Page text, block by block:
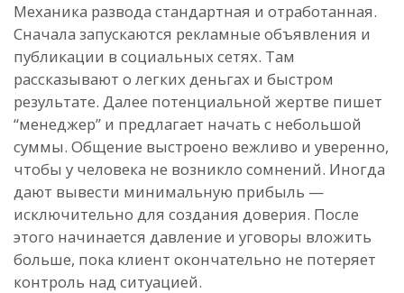
Механика развода стандартная и отработанная.
Сначала запускаются рекламные объявления и
публикации в социальных сетях. Там
рассказывают о легких деньгах и быстром
результате. Далее потенциальной жертве пишет
“менеджер” и предлагает начать с небольшой
суммы. Общение выстроено вежливо и уверенно,
чтобы у человека не возникло сомнений. Иногда
дают вывести минимальную прибыль —
исключительно для создания доверия. После
этого начинается давление и уговоры вложить
больше, пока клиент окончательно не потеряет
контроль над ситуацией.